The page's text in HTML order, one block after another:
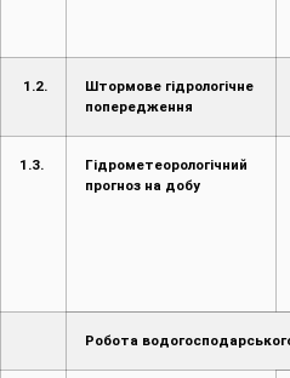
1 .2.
Штормове гідрологічне
попередження
1.3.
Гідрометеорологічний
прогноз на добу
Робота